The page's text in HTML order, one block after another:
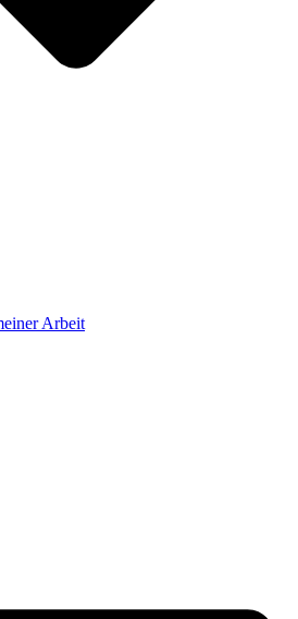
Arbeit